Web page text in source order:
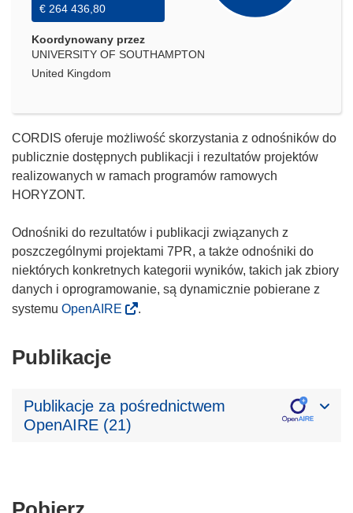
€ 264 436,80
Koordynowany przez
UNIVERSITY OF SOUTHAMPTON
United Kingdom
CORDIS oferuje możliwość skorzystania z odnośników do
publicznie dostępnych publikacji i rezultatów projektów
realizowanych w ramach programów ramowych
HORYZONT.
Odnośniki do rezultatów i publikacji związanych z
poszczególnymi projektami 7PR, a także odnośniki do
niektórych konkretnych kategorii wyników, takich jak zbiory
danych i oprogramowanie, są dynamicznie pobierane z
systemu OpenAIRE .
Publikacje
Publikacje za pośrednictwem
OpenAIRE (21)